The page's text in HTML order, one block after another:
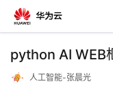
返
python AI WEB
人工智能-张晨光